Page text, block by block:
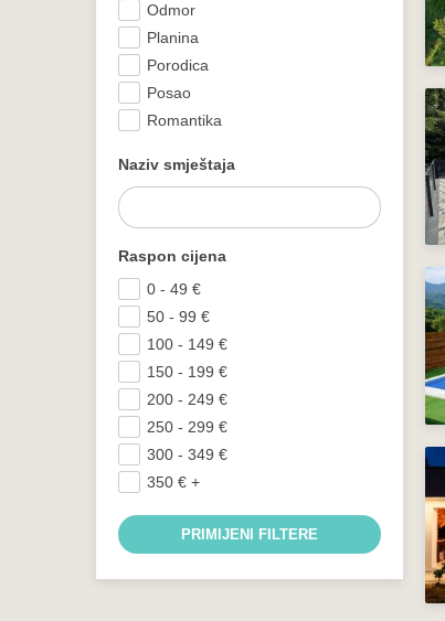
Odmor
Planina
Porodica
Posao
Romantika
Naziv smještaja
Raspon cijena
0 - 49 €
50 - 99 €
100 - 149 €
150 - 199 €
200 - 249 €
250 - 299 €
300 - 349 €
350 € +